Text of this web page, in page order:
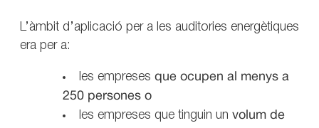
L’àmbit d’aplicació per a les auditories energètiques
era per a:
les empreses que ocupen al menys a
250 persones o
les empreses que tinguin un volum de